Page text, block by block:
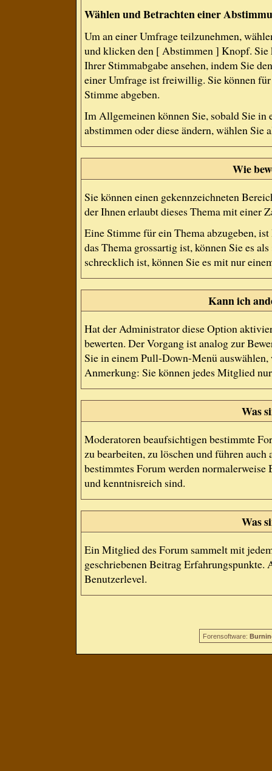
Wählen und Betrachten einer
Um an einer Umfrage teilzunehmen,
und klicken den [ Abstimmen ] Knopf. Sie
Ihrer Stimmabgabe ansehen, indem Sie
einer Umfrage ist freiwillig. Sie können
Stimme abgeben.
Im Allgemeinen können Sie, sobald Sie
abstimmen oder diese ändern, wählen Sie
Wie
Sie können einen gekennzeichneten
der Ihnen erlaubt dieses Thema mit einer
Eine Stimme für ein Thema abzugeben,
das Thema grossartig ist, können Sie es
schrecklich ist, können Sie es mit nur
Kann ich
Hat der Administrator diese Option
bewerten. Der Vorgang ist analog zur
Sie in einem Pull-Down-Menü
Anmerkung: Sie können jedes Mitglied
Was
Moderatoren beaufsichtigen bestimmte
zu bearbeiten, zu löschen und führen
bestimmtes Forum werden
und kenntnisreich sind.
Was
Ein Mitglied des Forum sammelt mit
geschriebenen Beitrag Erfahrungspunkte.
Benutzerlevel.
Forensoftware: